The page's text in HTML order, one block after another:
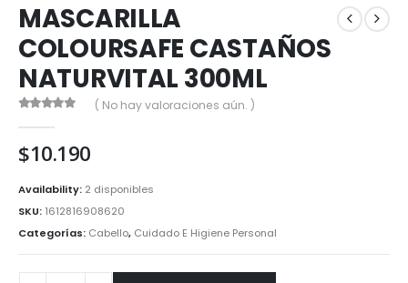
MASCARILLA
COLOURSAFE CASTAÑOS
NATURVITAL 300ML
( No hay valoraciones aún. )
$10.190
Availability: 2 disponibles
SKU: 1612816908620
Categorías: Cabello, Cuidado E Higiene Personal